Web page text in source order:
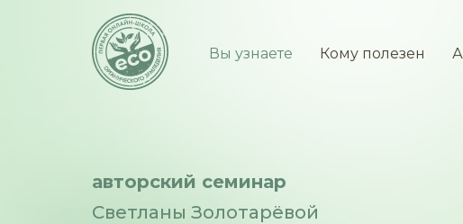
Вы узнаете Кому полезен
авторский семинар
Светланы Золотарёвой